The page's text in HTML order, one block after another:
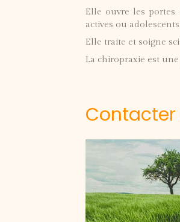
Elle ouvre les portes
actives ou adolescents.
Elle traite et soigne
La chiropraxie est
Contacter